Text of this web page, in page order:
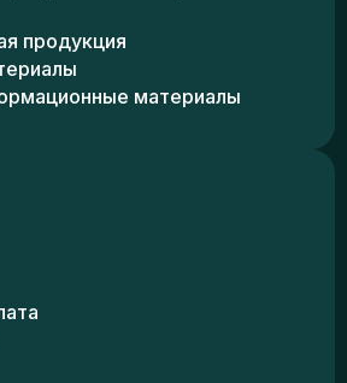
продукция
материалы